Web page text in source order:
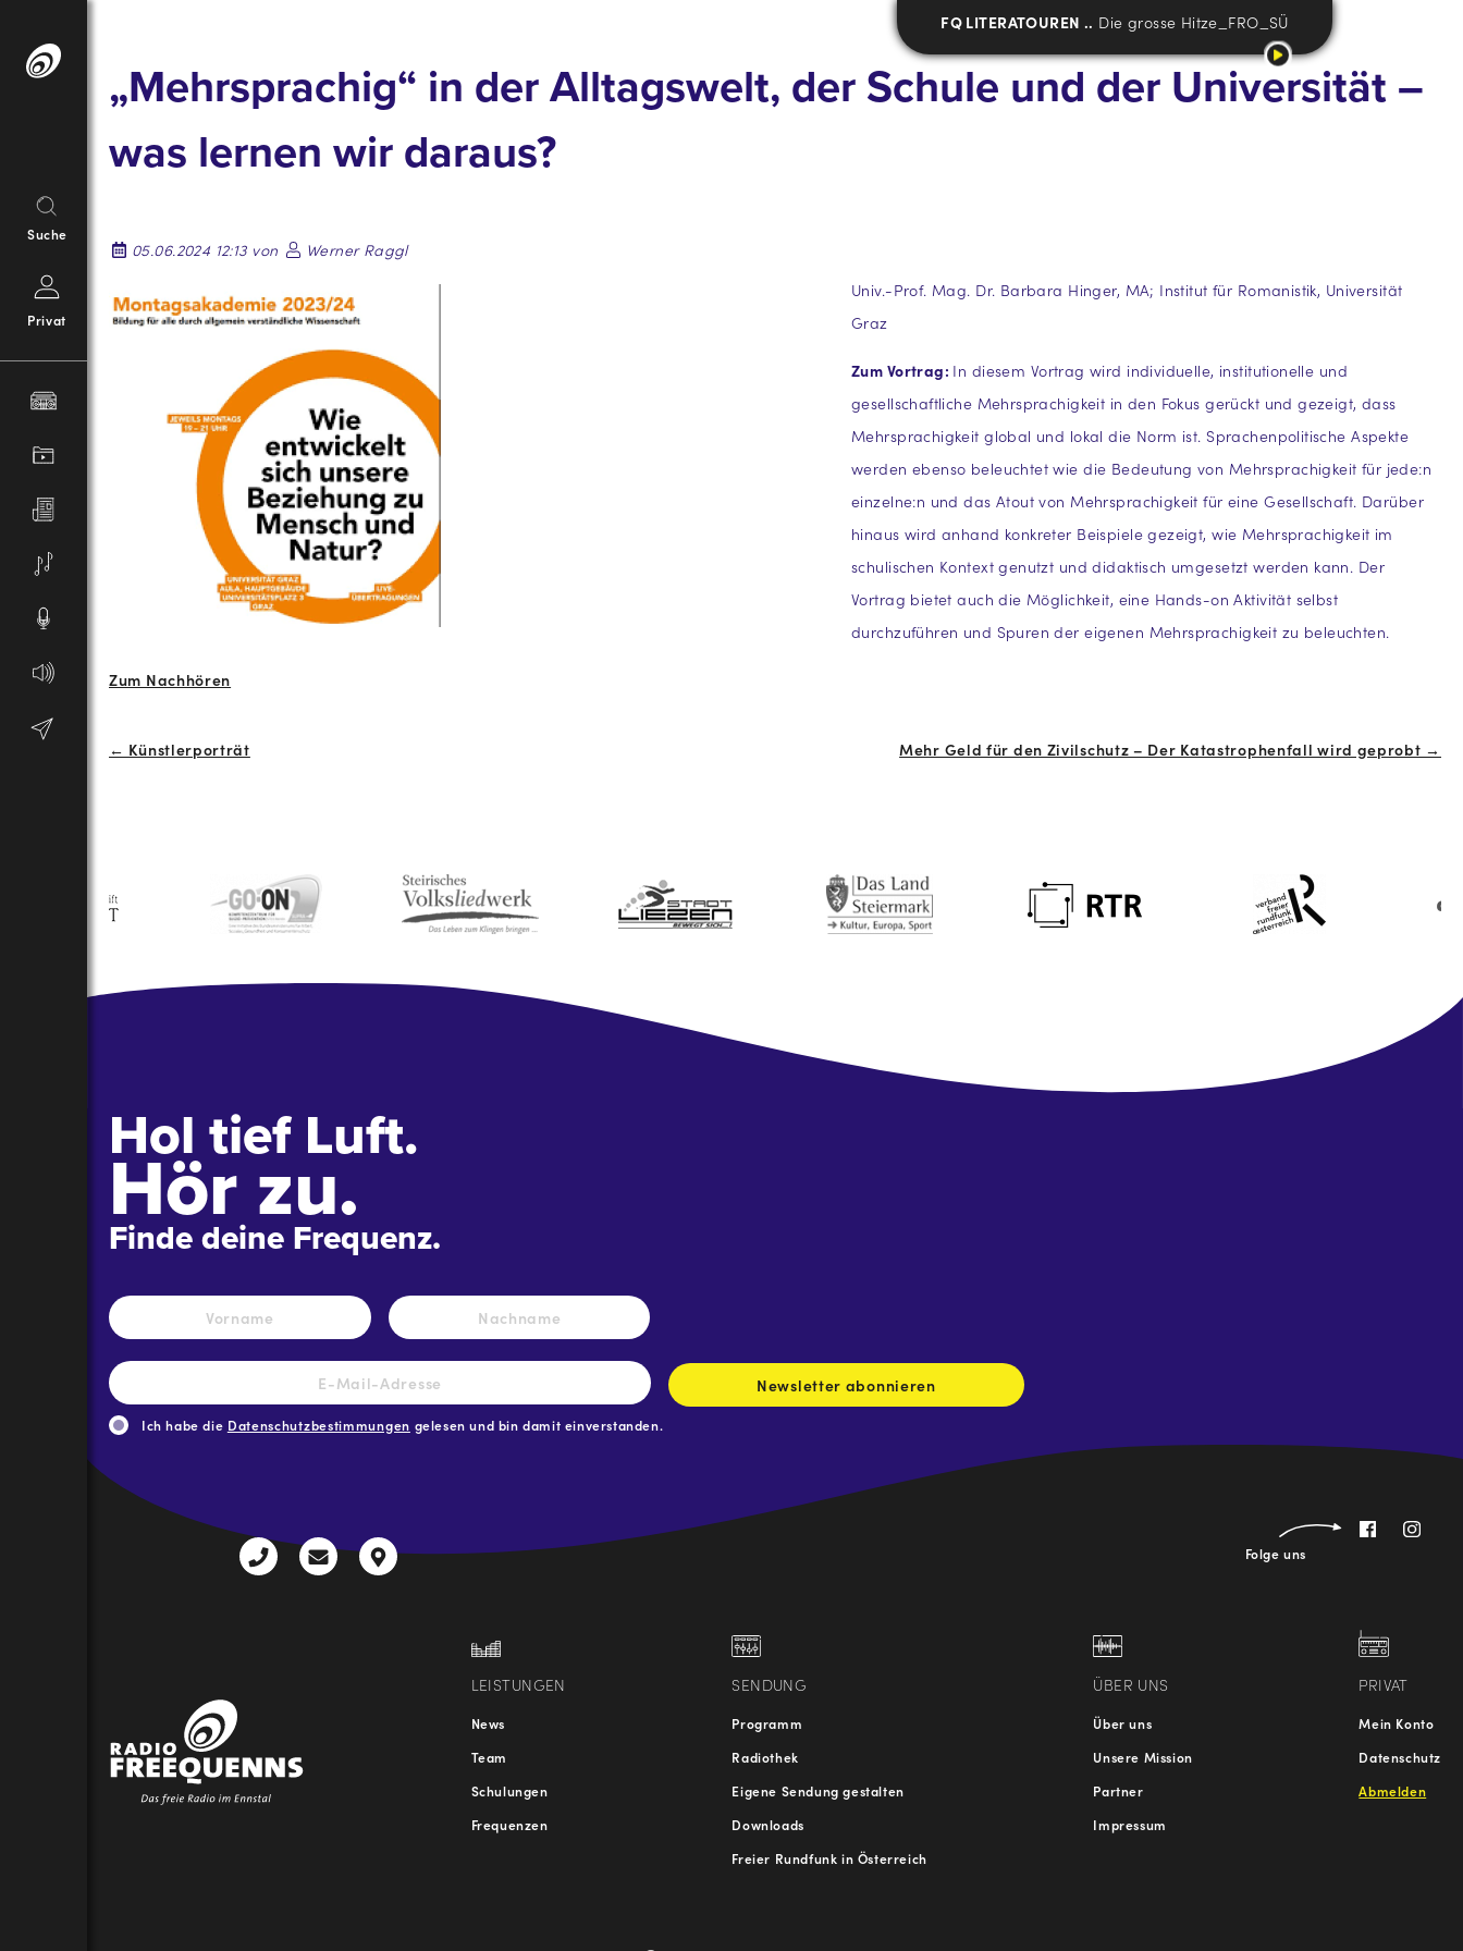
Suche
Privat
FQ LITERATOUREN .. Die grosse Hitze_FRO_SÜ
„Mehrsprachig“ in der Alltagswelt, der Schule und der Universität –
was lernen wir daraus?
05.06.2024 12:13 von
Werner Raggl
Univ.-Prof. Mag. Dr. Barbara Hinger, MA; Institut für Romanistik, Universität
Graz
Zum Vortrag: In diesem Vortrag wird individuelle, institutionelle und
gesellschaftliche Mehrsprachigkeit in den Fokus gerückt und gezeigt, dass
Mehrsprachigkeit global und lokal die Norm ist. Sprachenpolitische Aspekte
werden ebenso beleuchtet wie die Bedeutung von Mehrsprachigkeit für jede:n
einzelne:n und das Atout von Mehrsprachigkeit für eine Gesellschaft. Darüber
hinaus wird anhand konkreter Beispiele gezeigt, wie Mehrsprachigkeit im
schulischen Kontext genutzt und didaktisch umgesetzt werden kann. Der
Vortrag bietet auch die Möglichkeit, eine Hands-on Aktivität selbst
durchzuführen und Spuren der eigenen Mehrsprachigkeit zu beleuchten.
Zum Nachhören
← Künstlerporträt Mehr Geld für den Zivilschutz – Der Katastrophenfall wird geprobt →
Hol tief Luft.
Hör zu.
Finde deine Frequenz.
Name *
Vorname Nachname
E-
Mail-
Adresse *
Newsletter abonnieren
Ich habe die Datenschutzbestimmungen gelesen und bin damit einverstanden.
Folge uns
+43
radio@freequenns.at
Kulturhausstraße
LEISTUNGEN
News
Team
Schulungen
Frequenzen
SENDUNG
Programm
Radiothek
Eigene Sendung gestalten
Downloads
Freier Rundfunk in Österreich
ÜBER UNS
Über uns
Unsere Mission
Partner
Impressum
PRIVAT
Mein Konto
Datenschutz
Abmelden